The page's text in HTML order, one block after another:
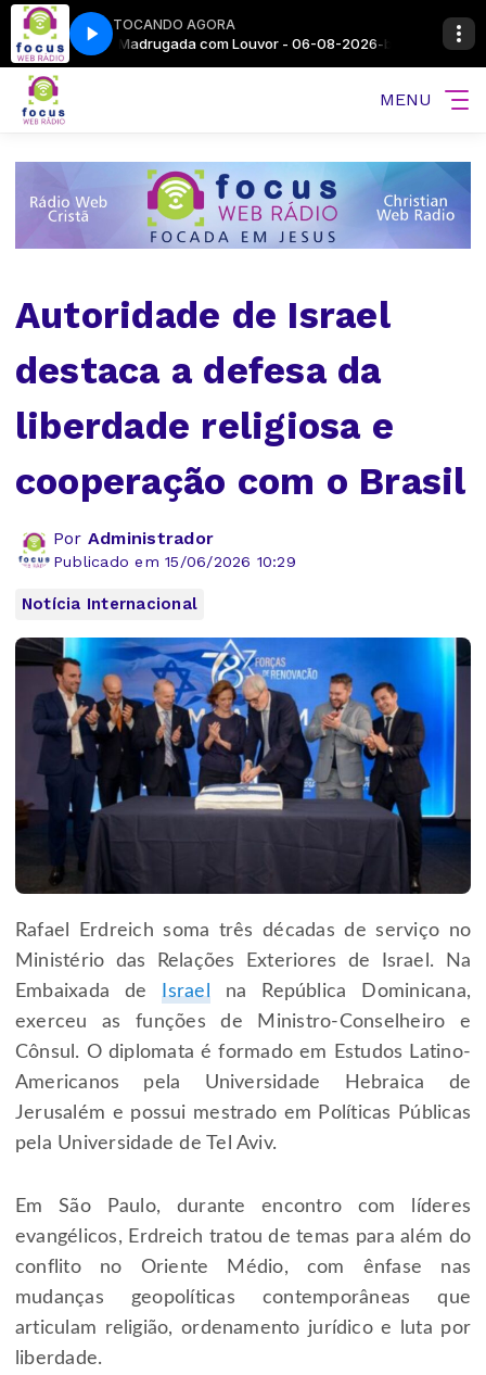
TOCANDO AGORA
bloco3Madrugada com Louvor - 06-08-2026-bloco3
Na Sequência com Gospel Music
MENU
Autoridade de Israel
destaca a defesa da
liberdade religiosa e
cooperação com o Brasil
Por Administrador
Publicado em 15/06/2026 10:29
Notícia Internacional
Rafael Erdreich soma três décadas de serviço no
Ministério das Relações Exteriores de Israel. Na
Embaixada deIsraelna República Dominicana,
exerceu as funções de Ministro-Conselheiro e
Cônsul. O diplomata é formado em Estudos Latino-
Americanos pela Universidade Hebraica de
Jerusalém e possui mestrado em Políticas Públicas
pela Universidade de Tel Aviv.
Em São Paulo, durante encontro com líderes
evangélicos, Erdreich tratou de temas para além do
conflito no Oriente Médio, com ênfase nas
mudanças geopolíticas contemporâneas que
articulam religião, ordenamento jurídico e luta por
liberdade.